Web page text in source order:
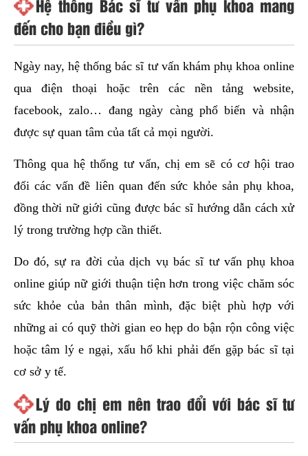
Hệ thống Bác sĩ tư vấn phụ khoa mang
đến cho bạn điều gì?
Ngày nay, hệ thống bác sĩ tư vấn khám phụ khoa online
qua điện thoại hoặc trên các nền tảng website,
facebook, zalo… đang ngày càng phổ biến và nhận
được sự quan tâm của tất cả mọi người.
Thông qua hệ thống tư vấn, chị em sẽ có cơ hội trao
đổi các vấn đề liên quan đến sức khỏe sản phụ khoa,
đồng thời nữ giới cũng được bác sĩ hướng dẫn cách xử
lý trong trường hợp cần thiết.
Do đó, sự ra đời của dịch vụ bác sĩ tư vấn phụ khoa
online giúp nữ giới thuận tiện hơn trong việc chăm sóc
sức khỏe của bản thân mình, đặc biệt phù hợp với
những ai có quỹ thời gian eo hẹp do bận rộn công việc
hoặc tâm lý e ngại, xấu hổ khi phải đến gặp bác sĩ tại
cơ sở y tế.
Lý do chị em nên trao đổi với bác sĩ tư
vấn phụ khoa online?